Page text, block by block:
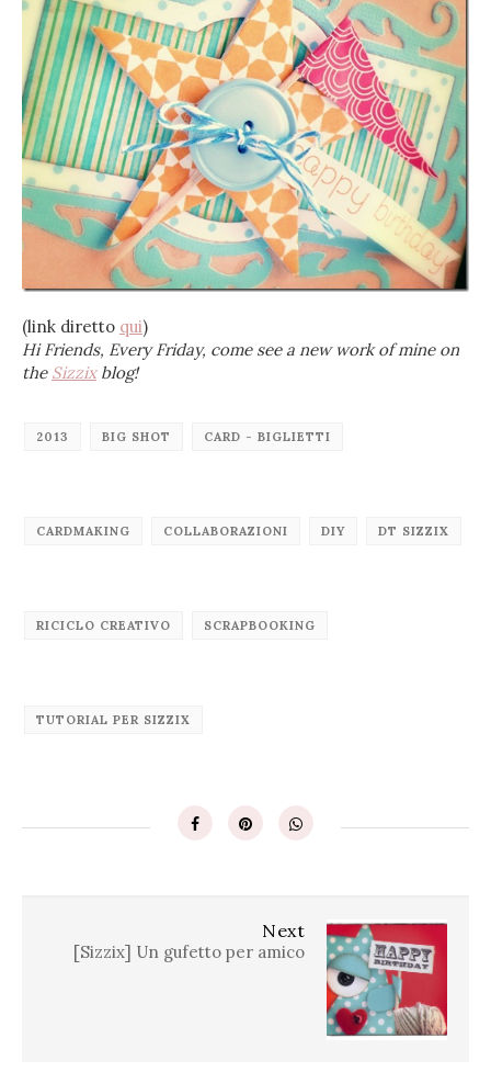
(link diretto qui)
Hi Friends, Every Friday, come see a new work of mine on
the Sizzixblog!
2013 BIG SHOT CARD - BIGLIETTI
CARDMAKING COLLABORAZIONI DIY DT SIZZIX
RICICLO CREATIVO SCRAPBOOKING
TUTORIAL PER SIZZIX
Next
[Sizzix] Un gufetto per amico